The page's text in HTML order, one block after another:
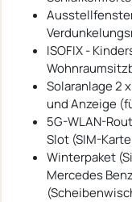
ISOFIX -
Solaranlage 2
und Anzeige
5G-WLAN-
Slot (SIM-
Winterpaket
Mercedes